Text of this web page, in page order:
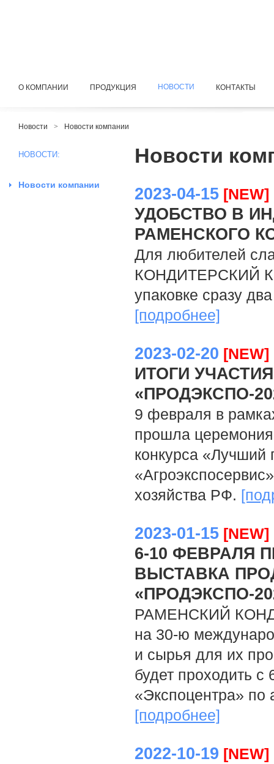
О КОМПАНИИ ПРОДУКЦИЯ НОВОСТИ КОНТАКТЫ
Новости > Новости компании
Новости
2023-04-15 [NEW]
УДОБСТВО В
РАМЕНСКОГО
Для любителей
КОНДИТЕРСКИЙ
упаковке сразу
[подробнее]
2023-02-20 [NEW]
ИТОГИ
«ПРОДЭКСПО-
9 февраля в
прошла
конкурса «Лучший
хозяйства РФ.
2023-01-15 [NEW]
6-10 ФЕВРАЛЯ
ВЫСТАВКА
«ПРОДЭКСПО-
РАМЕНСКИЙ
на 30-ю
и сырья для их
будет проходить
«Экспоцентра» по
[подробнее]
2022-10-19 [NEW]
НОВОСТИ:
Новости компании